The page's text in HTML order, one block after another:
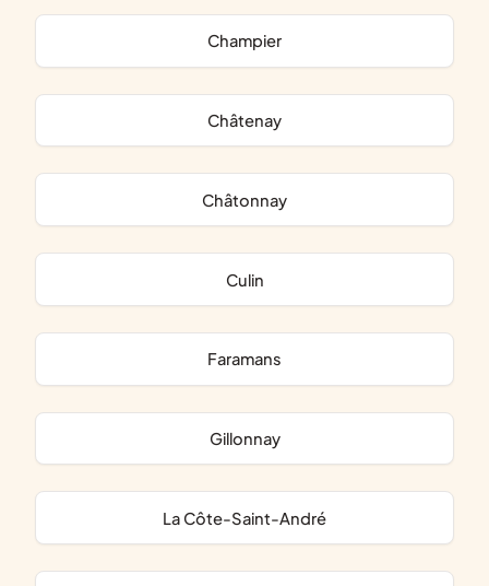
Champier
Châtenay
Châtonnay
Culin
Faramans
Gillonnay
La Côte-Saint-André